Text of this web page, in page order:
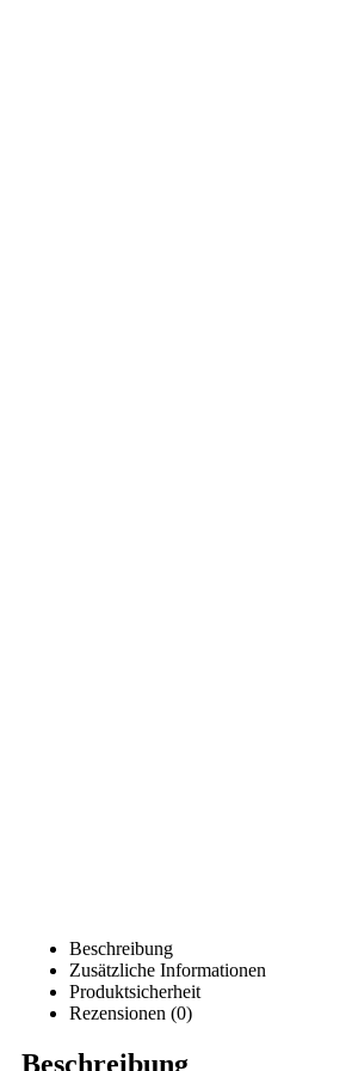
Beschreibung
Zusätzliche Informationen
Produktsicherheit
Rezensionen (0)
Beschreibung